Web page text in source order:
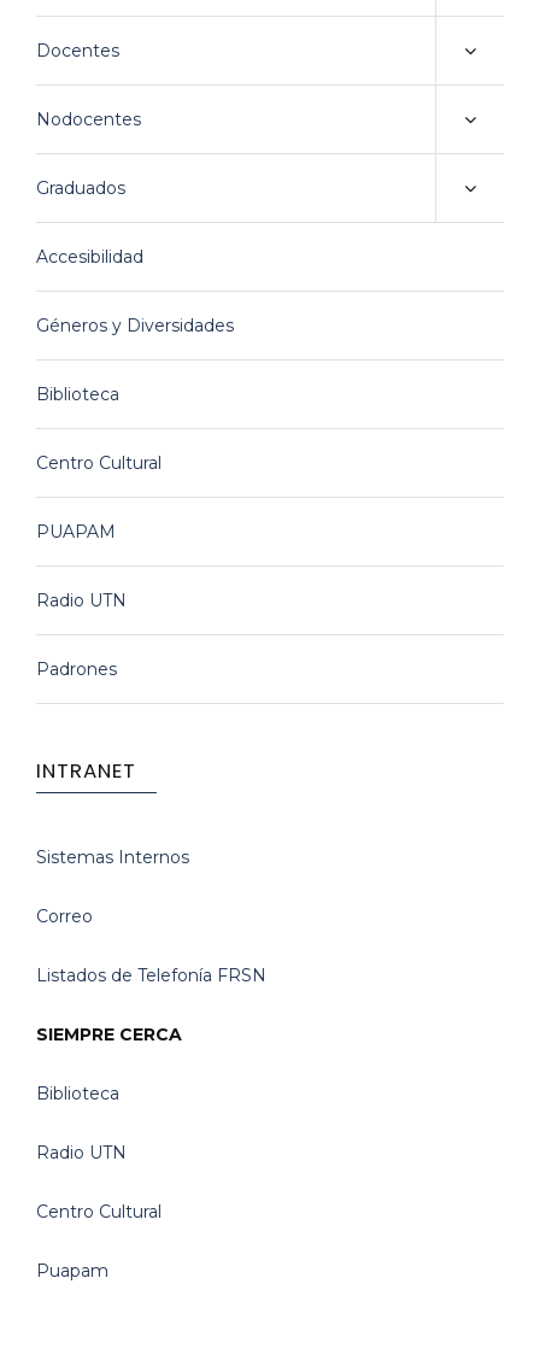
Docentes
Nodocentes
Graduados
Accesibilidad
Géneros y Diversidades
Biblioteca
Centro Cultural
PUAPAM
Radio UTN
Padrones
INTRANET
Sistemas Internos
Correo
Listados de Telefonía FRSN
SIEMPRE CERCA
Biblioteca
Radio UTN
Centro Cultural
Puapam